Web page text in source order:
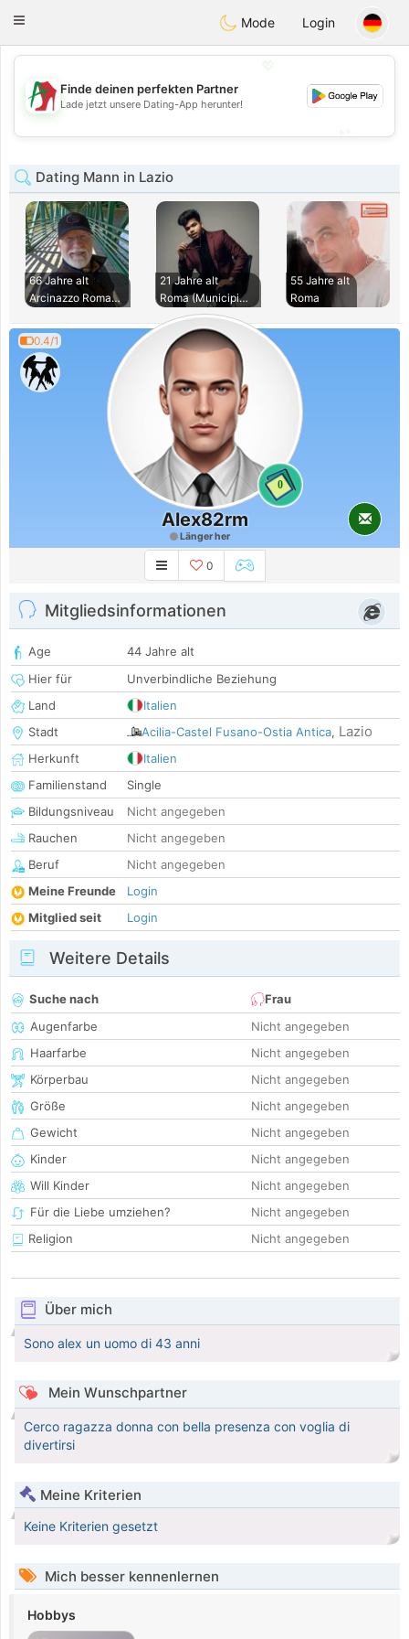
AmamiOra
Toggle
Mode Login
💖
💕
Finde deinen perfekten Partner
Lade jetzt unsere Dating-App herunter!
Dating Mann in Lazio
66 Jahre alt
Arcinazzo Romano
21 Jahre alt
Roma (Municipio Ro
55 Jahre alt
Roma
0.4/1
0
Alex82rm
Länger her
0
Mitgliedsinformationen
Age
44 Jahre alt
Hier für
Unverbindliche Beziehung
Land
Italien
Stadt
Acilia-Castel Fusano-Ostia Antica, Lazio
Herkunft
Italien
Familienstand
Single
Bildungsniveau
Nicht angegeben
Rauchen
Nicht angegeben
Beruf
Nicht angegeben
Meine Freunde
Login
Mitglied seit
Login
Weitere Details
Suche nach
Frau
Augenfarbe
Nicht angegeben
Haarfarbe
Nicht angegeben
Körperbau
Nicht angegeben
Größe
Nicht angegeben
Gewicht
Nicht angegeben
Kinder
Nicht angegeben
Will Kinder
Nicht angegeben
Für die Liebe umziehen?
Nicht angegeben
Religion
Nicht angegeben
Über mich
Sono alex un uomo di 43 anni
Mein Wunschpartner
Cerco ragazza donna con bella presenza con voglia di
divertirsi
Meine Kriterien
Keine Kriterien gesetzt
Mich besser kennenlernen
Hobbys